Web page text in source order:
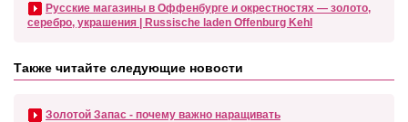
Русские магазины в Оффенбурге и окрестностях — золото,
серебро, украшения | Russische laden Offenburg Kehl
Также читайте следующие новости
Золотой Запас - почему важно наращивать